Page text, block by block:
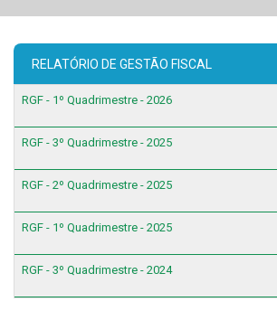
RELATÓRIO DE GESTÃO FISCAL
RGF - 1º Quadrimestre - 2026
RGF - 3º Quadrimestre - 2025
RGF - 2º Quadrimestre - 2025
RGF - 1º Quadrimestre - 2025
RGF - 3º Quadrimestre - 2024